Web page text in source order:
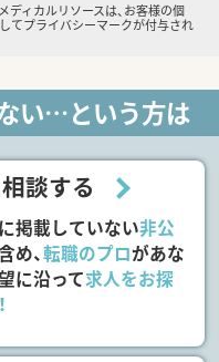
ディカルリソースは、お客様の個
てプライバシーマークが付与され
い…という方は
談する
掲載していない非公
め、転職のプロがあな
に沿って求人をお探